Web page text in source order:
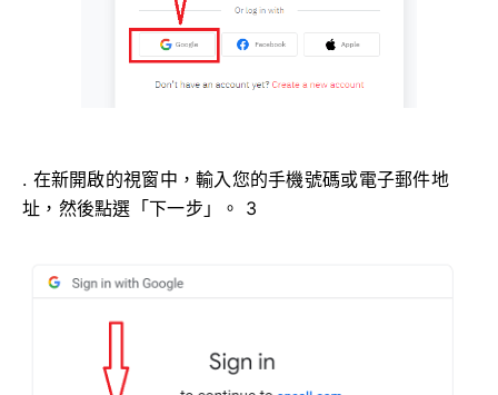
. 在新開啟的視窗中，輸入您的手機號碼或電子郵件地
址，然後點選「下一步」。 3